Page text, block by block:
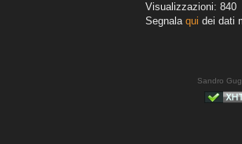
Visualizzazioni: 840
Segnala qui dei dati
Sandro